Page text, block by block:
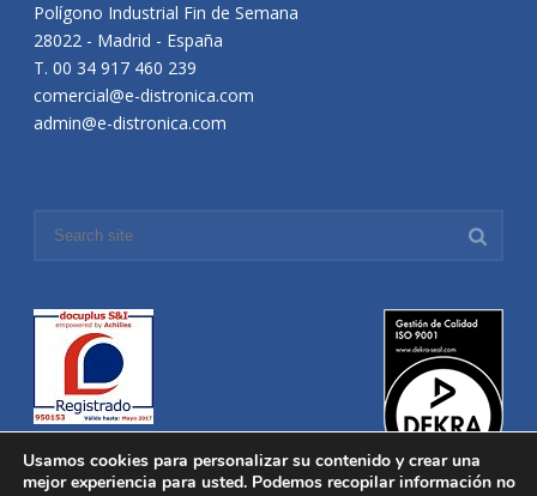
Polígono Industrial Fin de Semana
28022 - Madrid - España
T. 00 34 917 460 239
comercial@e-distronica.com
admin@e-distronica.com
Usamos cookies para personalizar su contenido y crear una
mejor experiencia para usted. Podemos recopilar información no